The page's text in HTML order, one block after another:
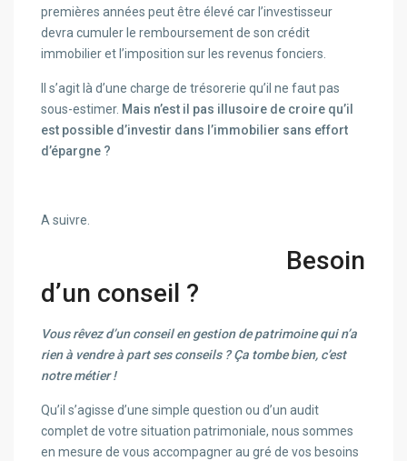
premières années peut être élevé car l’investisseur
devra cumuler le remboursement de son crédit
immobilier et l’imposition sur les revenus fonciers.
Il s’agit là d’une charge de trésorerie qu’il ne faut pas
sous-estimer. Mais n’est il pas illusoire de croire qu’il
est possible d’investir dans l’immobilier sans effort
d’épargne ?
A suivre.
Besoin
d’un conseil ?
Vous rêvez d’un conseil en gestion de patrimoine qui n’a
rien à vendre à part ses conseils ? Ça tombe bien, c’est
notre métier !
Qu’il s’agisse d’une simple question ou d’un audit
complet de votre situation patrimoniale, nous sommes
en mesure de vous accompagner au gré de vos besoins